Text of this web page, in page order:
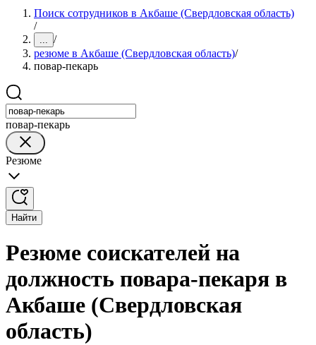
Поиск сотрудников в Акбаше (Свердловская область)
/
... /
резюме в Акбаше (Свердловская область)/
повар-пекарь
повар-пекарь
Резюме
Найти
Резюме соискателей на
должность повара-пекаря в
Акбаше (Свердловская
область)